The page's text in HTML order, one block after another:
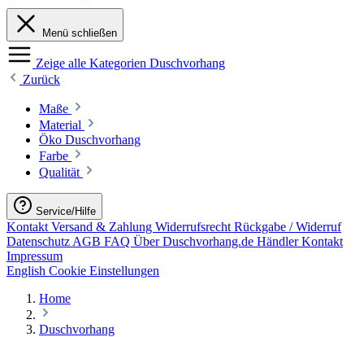
Menü schließen
Zeige alle Kategorien Duschvorhang
Zurück
Maße
Material
Öko Duschvorhang
Farbe
Qualität
Service/Hilfe
Kontakt Versand & Zahlung Widerrufsrecht Rückgabe / Widerruf
Datenschutz AGB FAQ Über Duschvorhang.de Händler Kontakt
Impressum
English Cookie Einstellungen
Home
Duschvorhang